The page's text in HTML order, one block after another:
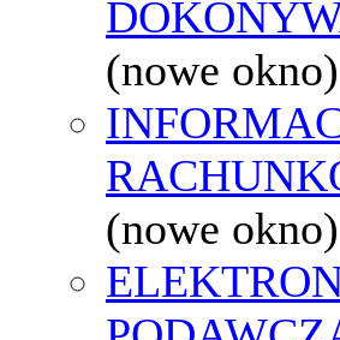
(nowe okno)
(nowe okno)